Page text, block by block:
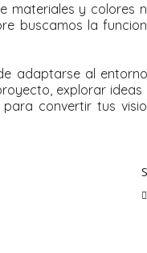
y colores
buscamos la
adaptarse al
explorar
convertir tus